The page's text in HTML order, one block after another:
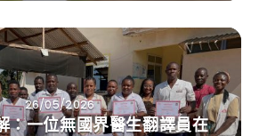
26/05/2026
：一位無國界醫生翻譯員在